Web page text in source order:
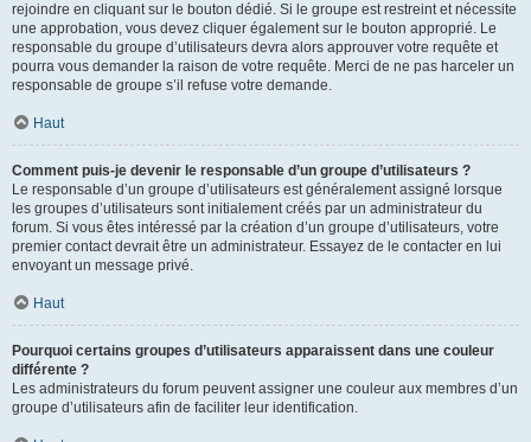
rejoindre en cliquant sur le bouton dédié. Si le groupe est restreint et nécessite
une approbation, vous devez cliquer également sur le bouton approprié. Le
responsable du groupe d’utilisateurs devra alors approuver votre requête et
pourra vous demander la raison de votre requête. Merci de ne pas harceler un
responsable de groupe s’il refuse votre demande.
Haut
Comment puis-je devenir le responsable d’un groupe d’utilisateurs ?
Le responsable d’un groupe d’utilisateurs est généralement assigné lorsque
les groupes d’utilisateurs sont initialement créés par un administrateur du
forum. Si vous êtes intéressé par la création d’un groupe d’utilisateurs, votre
premier contact devrait être un administrateur. Essayez de le contacter en lui
envoyant un message privé.
Haut
Pourquoi certains groupes d’utilisateurs apparaissent dans une couleur
différente ?
Les administrateurs du forum peuvent assigner une couleur aux membres d’un
groupe d’utilisateurs afin de faciliter leur identification.